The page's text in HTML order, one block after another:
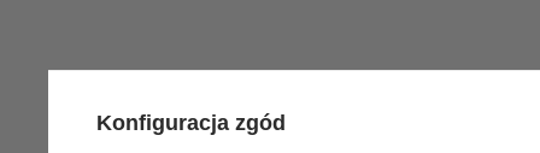
Konfiguracja zgód